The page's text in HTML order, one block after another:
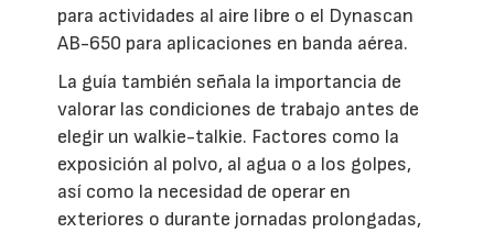
para actividades al aire libre o el Dynascan
AB-650 para aplicaciones en banda aérea.
La guía también señala la importancia de
valorar las condiciones de trabajo antes de
elegir un walkie-talkie. Factores como la
exposición al polvo, al agua o a los golpes,
así como la necesidad de operar en
exteriores o durante jornadas prolongadas,